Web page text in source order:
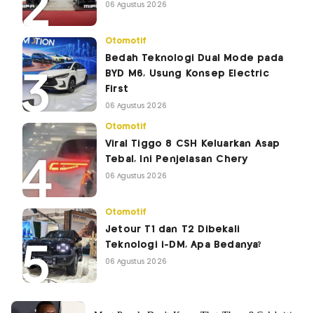
06 Agustus 2026
Otomotif
Bedah Teknologi Dual Mode pada
BYD M6, Usung Konsep Electric
First
06 Agustus 2026
Otomotif
Viral Tiggo 8 CSH Keluarkan Asap
Tebal, Ini Penjelasan Chery
06 Agustus 2026
Otomotif
Jetour T1 dan T2 Dibekali
Teknologi i-DM, Apa Bedanya?
06 Agustus 2026